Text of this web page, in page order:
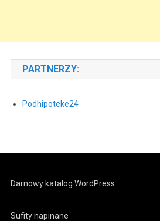
PARTNERZY:
Podhipoteke24
Darnowy katalog WordPress
Sufity napinane